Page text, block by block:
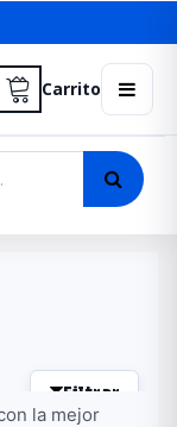
Carrito
Filtrar
la mejor